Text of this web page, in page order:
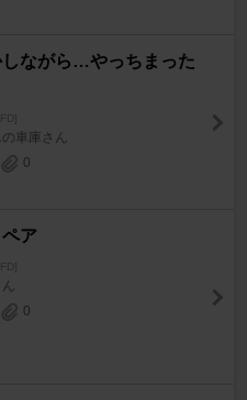
ながら…やっちまった
車庫さん
0
ア
0